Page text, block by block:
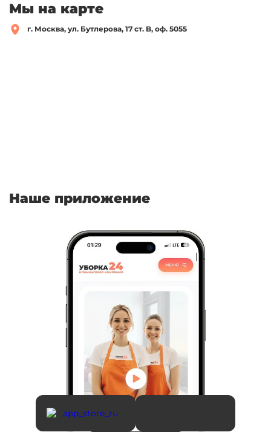
Мы на карте
г. Москва, ул. Бутлерова, 17 ст. B, оф. 5055
Наше приложение